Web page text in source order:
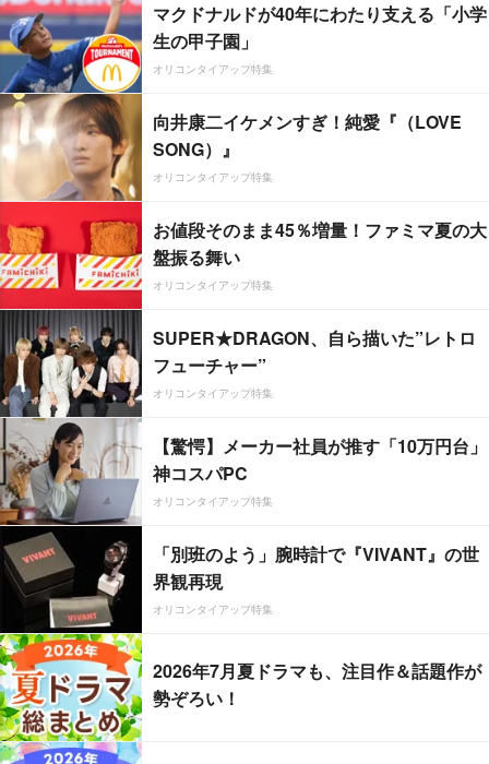
マクドナルドが40年にわたり支える「小学
生の甲子園」
オリコンタイアップ特集
向井康二イケメンすぎ！純愛『（LOVE
SONG）』
オリコンタイアップ特集
お値段そのまま45％増量！ファミマ夏の大
盤振る舞い
オリコンタイアップ特集
SUPER★DRAGON、自ら描いた”レトロ
フューチャー”
オリコンタイアップ特集
【驚愕】メーカー社員が推す「10万円台」
神コスパPC
オリコンタイアップ特集
「別班のよう」腕時計で『VIVANT』の世
界観再現
オリコンタイアップ特集
2026年7月夏ドラマも、注目作＆話題作が
勢ぞろい！